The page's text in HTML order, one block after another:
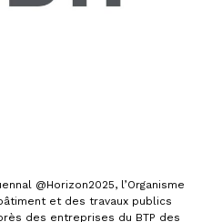
@Horizon2025, l’Organisme
et des travaux publics
des entreprises du BTP des